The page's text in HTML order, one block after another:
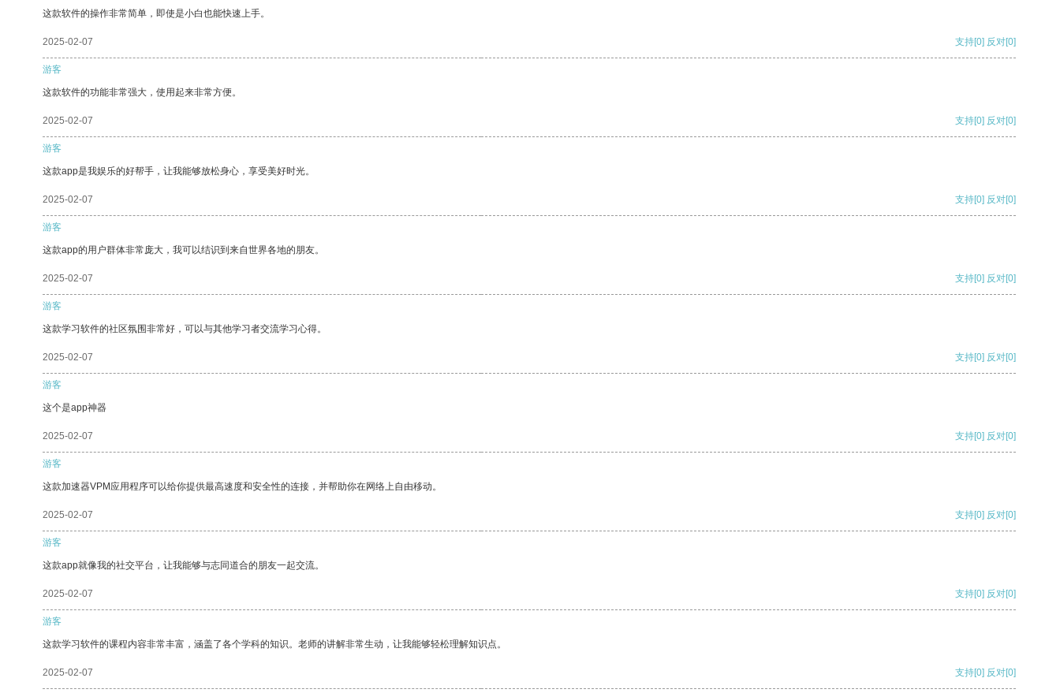
这款软件的操作非常简单，即使是小白也能快速上手。
2025-02-07 支持[0] 反对[0]
游客
这款软件的功能非常强大，使用起来非常方便。
2025-02-07 支持[0] 反对[0]
游客
这款app是我娱乐的好帮手，让我能够放松身心，享受美好时光。
2025-02-07 支持[0] 反对[0]
游客
这款app的用户群体非常庞大，我可以结识到来自世界各地的朋友。
2025-02-07 支持[0] 反对[0]
游客
这款学习软件的社区氛围非常好，可以与其他学习者交流学习心得。
2025-02-07 支持[0] 反对[0]
游客
这个是app神器
2025-02-07 支持[0] 反对[0]
游客
这款加速器VPM应用程序可以给你提供最高速度和安全性的连接，并帮助你在网络上自由移动。
2025-02-07 支持[0] 反对[0]
游客
这款app就像我的社交平台，让我能够与志同道合的朋友一起交流。
2025-02-07 支持[0] 反对[0]
游客
这款学习软件的课程内容非常丰富，涵盖了各个学科的知识。老师的讲解非常生动，让我能够轻松理解知识点。
2025-02-07 支持[0] 反对[0]